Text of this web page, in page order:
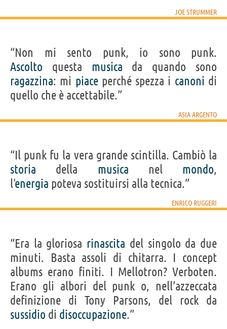
JOE STRUMMER
“Non mi sento punk, io sono punk.
Ascolto questa musica da quando sono
ragazzina: mi piaceperché spezza i canoni di
quello che è accettabile.”
ASIA ARGENTO
“Il punk fu la vera grande scintilla. Cambiò la
storia della musica nel mondo,
l'energia poteva sostituirsi alla tecnica.”
ENRICO RUGGERI
“Era la gloriosa rinascita del singolo da due
minuti. Basta assoli di chitarra. I concept
albums erano finiti. I Mellotron? Verboten.
Erano gli albori del punk o, nell’azzeccata
definizione di Tony Parsons, del rock da
sussidio di disoccupazione.”